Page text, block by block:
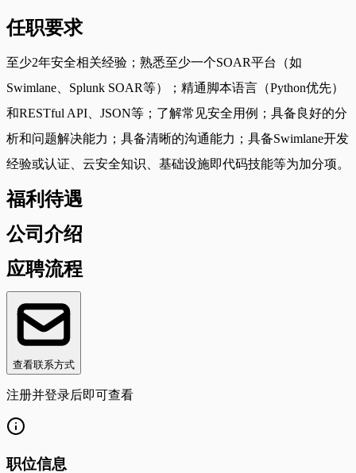
任职要求
至少2年安全相关经验；熟悉至少一个SOAR平台（如
Swimlane、Splunk SOAR等）；精通脚本语言（Python优先）
和RESTful API、JSON等；了解常见安全用例；具备良好的分
析和问题解决能力；具备清晰的沟通能力；具备Swimlane开发
经验或认证、云安全知识、基础设施即代码技能等为加分项。
福利待遇
公司介绍
应聘流程
查看联系方式
注册并登录后即可查看
职位信息